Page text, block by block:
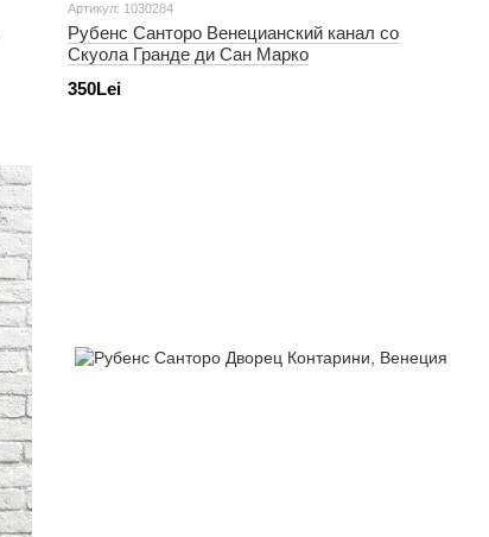
Артикул: 1030284
Рубенс Санторо Венецианский канал со
Скуола Гранде ди Сан Марко
350Lei